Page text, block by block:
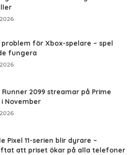
problem för Xbox-spelare – spel
fungera
Runner 2099 streamar på Prime
i November
Pixel 11-serien blir dyrare –
att priset ökar på alla telefoner